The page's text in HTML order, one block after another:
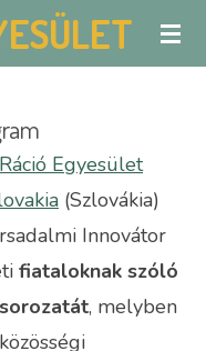
Egyesület
(Szlovákia)
Innovátor
fiataloknak szóló
, melyben